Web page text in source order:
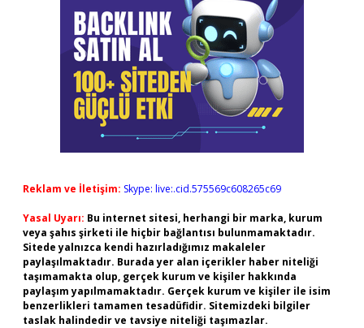
Reklam ve İletişim: Skype: live:.cid.575569c608265c69
Yasal Uyarı: Bu internet sitesi, herhangi bir marka, kurum
veya şahıs şirketi ile hiçbir bağlantısı bulunmamaktadır.
Sitede yalnızca kendi hazırladığımız makaleler
paylaşılmaktadır. Burada yer alan içerikler haber niteliği
taşımamakta olup, gerçek kurum ve kişiler hakkında
paylaşım yapılmamaktadır. Gerçek kurum ve kişiler ile isim
benzerlikleri tamamen tesadüfidir. Sitemizdeki bilgiler
taslak halindedir ve tavsiye niteliği taşımazlar.